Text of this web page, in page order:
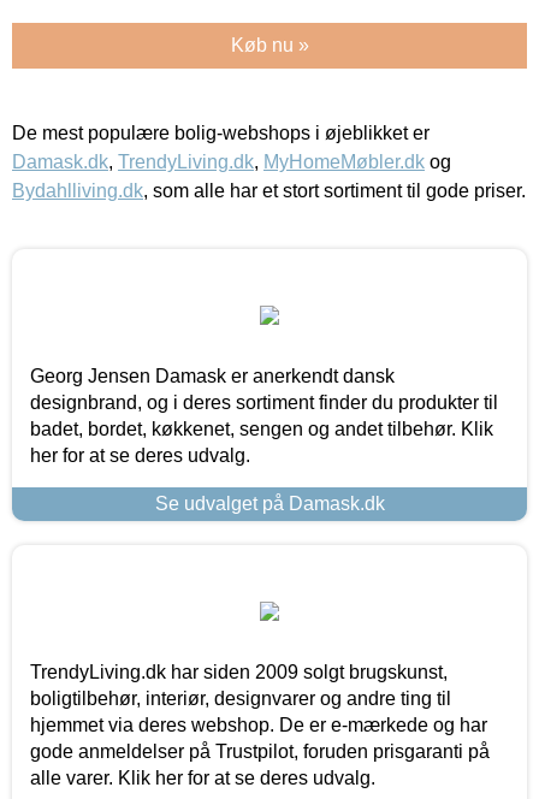
Køb nu »
De mest populære bolig-webshops i øjeblikket er
Damask.dk, TrendyLiving.dk, MyHomeMøbler.dk og
Bydahlliving.dk, som alle har et stort sortiment til gode priser.
Georg Jensen Damask er anerkendt dansk
designbrand, og i deres sortiment finder du produkter til
badet, bordet, køkkenet, sengen og andet tilbehør. Klik
her for at se deres udvalg.
Se udvalget på Damask.dk
TrendyLiving.dk har siden 2009 solgt brugskunst,
boligtilbehør, interiør, designvarer og andre ting til
hjemmet via deres webshop. De er e-mærkede og har
gode anmeldelser på Trustpilot, foruden prisgaranti på
alle varer. Klik her for at se deres udvalg.